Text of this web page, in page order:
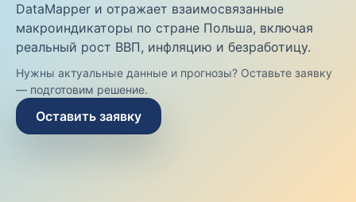
DataMapper и отражает взаимосвязанные
макроиндикаторы по стране Польша, включая
реальный рост ВВП, инфляцию и безработицу.
Нужны актуальные данные и прогнозы? Оставьте заявку
— подготовим решение.
Оставить заявку